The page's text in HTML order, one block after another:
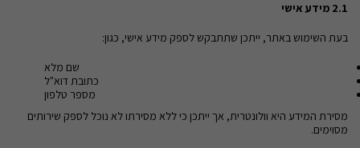
2.1 מידע אישי
בעת השימוש באתר, ייתכן שתתבקש לספק מידע אישי, כגון:
שם מלא
כתובת דוא"ל
מספר טלפון
מסירת המידע היא וולונטרית, אך ייתכן כי ללא מסירתו לא נוכל לספק שירותים
מסוימים.